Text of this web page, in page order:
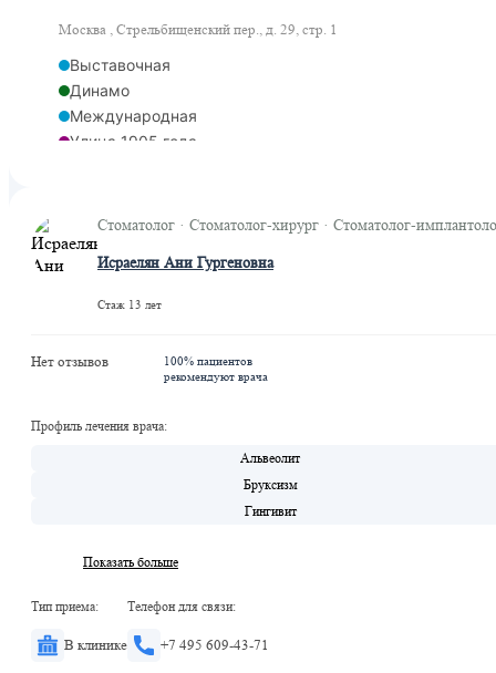
Москва , Стрельбищенский пер., д. 29, стр. 1
Выставочная
Динамо
Международная
Улица 1905 года
Деловой центр
Шелепиха
Хорошевская
Тестовская
Стоматолог · Стоматолог-хирург · Стоматолог-
Исраелян Ани Гургеновна
Стаж 13 лет
Нет отзывов
100% пациентов
рекомендуют врача
Профиль лечения врача:
Альвеолит
Бруксизм
Гингивит
Показать больше
Тип приема:
В клинике
Телефон для связи:
+7 495 609-43-71